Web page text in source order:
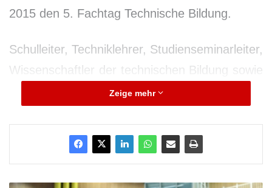
2015 den 5. Fachtag Technische Bildung.
Schulleiter, Techniklehrer, Studienseminarleiter,
Wissenschaftler der technischen Bildung sowie
interessierte Studierende und Gäste aus
Forschungsvorhaben, Methoden und aktuelle
Debatten zu technischen Bildungsangeboten
Zeige mehr